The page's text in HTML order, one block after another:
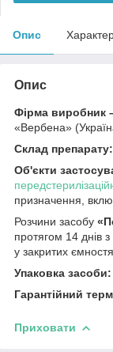
Опис
Опис
Фірма виробник
«Вербена»
Склад препарату:
Об'єкти
призначення,
Розчини засобу
протягом 14 днів
у закритих
Упаковка засоби:
Гарантійний
Приховати